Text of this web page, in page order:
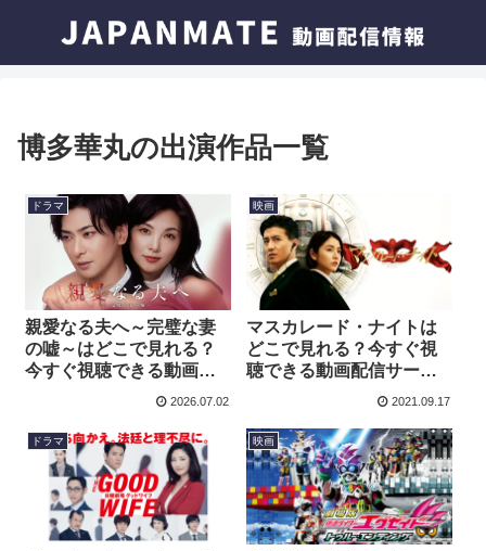
博多華丸の出演作品一覧
ドラマ
親愛なる夫へ～完璧な妻
の嘘～はどこで見れる？
今すぐ視聴できる動画配
信サービスを紹介！
2026.07.02
映画
マスカレード・ナイトは
どこで見れる？今すぐ視
聴できる動画配信サービ
2021.09.17
ドラマ 映画